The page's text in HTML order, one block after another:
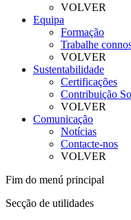
VOLVER
Equipa
Formação
Trabalhe
VOLVER
Sustentabilidade
Certificações
Contribuição
VOLVER
Comunicação
Notícias
Contacte-nos
VOLVER
Fim do menú principal
Secção de utilidades